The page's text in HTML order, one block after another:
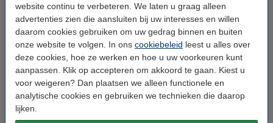
website continu te verbeteren. We laten u graag alleen
advertenties zien die aansluiten bij uw interesses en willen
daarom cookies gebruiken om uw gedrag binnen en buiten
onze website te volgen. In ons cookiebeleid leest u alles over
deze cookies, hoe ze werken en hoe u uw voorkeuren kunt
aanpassen. Klik op accepteren om akkoord te gaan. Kiest u
voor weigeren? Dan plaatsen we alleen functionele en
analytische cookies en gebruiken we technieken die daarop
lijken.
Voltage type: AC
Ingangsfrequentie: 50-60Hz
Afmetingen: 120 x 8,6 x 7,2 cm (lxbxh)
Werktemperatuur: -20 tot +40 °C
Beschermingsniveau:
Gebruik: